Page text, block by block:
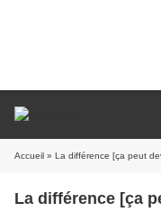
Accueil » La différence [ça peut
La différence [ça